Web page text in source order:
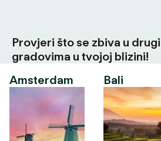
Provjeri što se zbiva u
gradovima u tvojoj blizini!
Amsterdam
Bali